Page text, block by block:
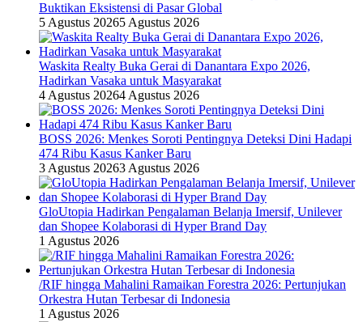
Buktikan Eksistensi di Pasar Global
5 Agustus 20265 Agustus 2026
Waskita Realty Buka Gerai di Danantara Expo 2026,
Hadirkan Vasaka untuk Masyarakat
4 Agustus 20264 Agustus 2026
BOSS 2026: Menkes Soroti Pentingnya Deteksi Dini Hadapi
474 Ribu Kasus Kanker Baru
3 Agustus 20263 Agustus 2026
GloUtopia Hadirkan Pengalaman Belanja Imersif, Unilever
dan Shopee Kolaborasi di Hyper Brand Day
1 Agustus 2026
/RIF hingga Mahalini Ramaikan Forestra 2026: Pertunjukan
Orkestra Hutan Terbesar di Indonesia
1 Agustus 2026